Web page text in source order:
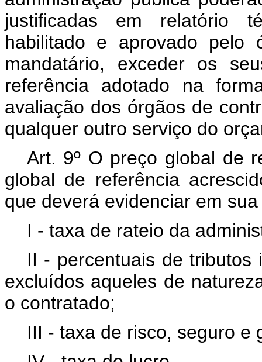
justificadas em relatório
habilitado e aprovado pelo
mandatário, exceder os
referência adotado na
avaliação dos órgãos de
qualquer outro serviço do
Art. 9º O preço global de
global de referência
que deverá evidenciar em
I - taxa de rateio da
II - percentuais de tributos
excluídos aqueles de
o contratado;
III - taxa de risco, seguro e